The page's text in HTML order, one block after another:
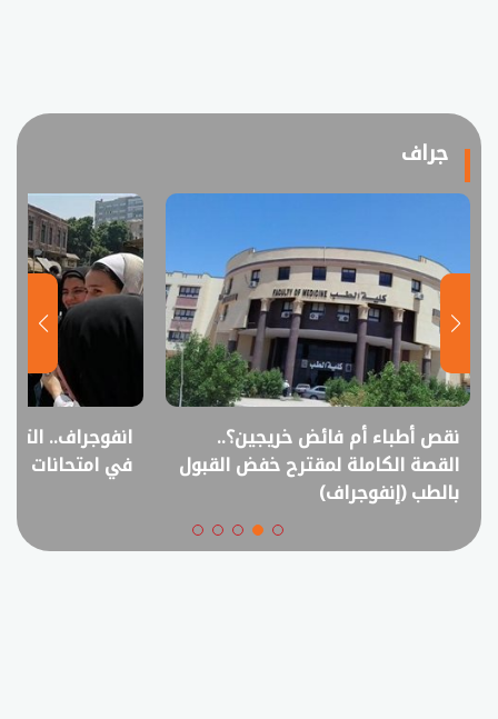
جراف
نقص أطباء أم فائض خريجين؟..
القصة الكاملة لمقترح خفض القبول
بالطب (إنفوجراف)
انفوجراف..
في امتحانات